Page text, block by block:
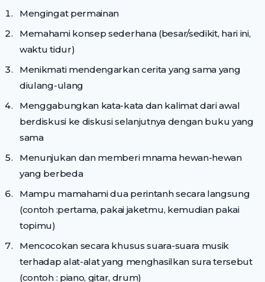
Mengingat permainan
Memahami konsep sederhana (besar/sedikit, hari ini,
waktu tidur)
Menikmati mendengarkan cerita yang sama yang
diulang-ulang
Menggabungkan kata-kata dan kalimat dari awal
berdiskusi ke diskusi selanjutnya dengan buku yang
sama
Menunjukan dan memberi mnama hewan-hewan
yang berbeda
Mampu mamahami dua perintanh secara langsung
(contoh :pertama, pakai jaketmu, kemudian pakai
topimu)
Mencocokan secara khusus suara-suara musik
terhadap alat-alat yang menghasilkan sura tersebut
(contoh : piano, gitar, drum)